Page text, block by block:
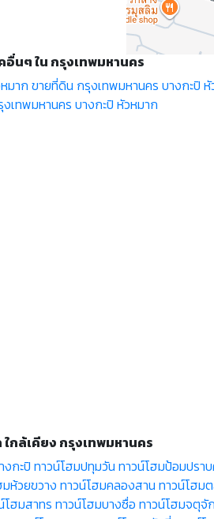
อื่นๆ ใน กรุงเทพมหานคร
มาก ขายที่ดิน กรุงเทพมหานคร บางกะปิ
เทพมหานคร บางกะปิ หัวหมาก
ใกล้เคียง กรุงเทพมหานคร
งกะปิ ทาวน์โฮมปทุมวัน ทาวน์โฮมป้อมปรา
ห้วยขวาง ทาวน์โฮมคลองสาน ทาวน์โฮม
โฮมสาทร ทาวน์โฮมบางซื่อ ทาวน์โฮมจตุจั